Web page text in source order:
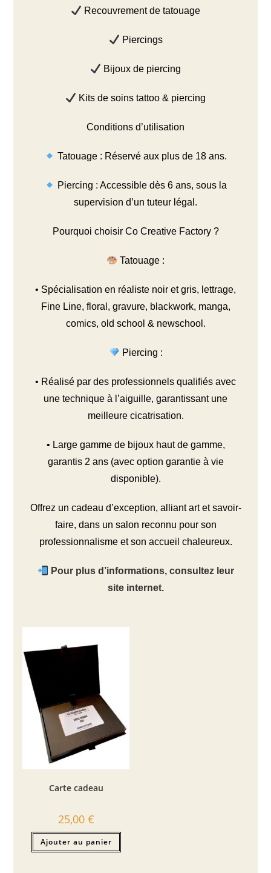
Recouvrement de tatouage
Piercings
Bijoux de piercing
Kits de soins tattoo & piercing
Conditions d’utilisation
Tatouage : Réservé aux plus de 18 ans.
Piercing : Accessible dès 6 ans, sous la
supervision d’un tuteur légal.
Pourquoi choisir Co Creative Factory ?
Tatouage :
• Spécialisation en réaliste noir et gris, lettrage,
Fine Line, floral, gravure, blackwork, manga,
comics, old school & newschool.
Piercing :
• Réalisé par des professionnels qualifiés avec
une technique à l’aiguille, garantissant une
meilleure cicatrisation.
• Large gamme de bijoux haut de gamme,
garantis 2 ans (avec option garantie à vie
disponible).
Offrez un cadeau d’exception, alliant art et savoir-
faire, dans un salon reconnu pour son
professionnalisme et son accueil chaleureux.
Pour plus d’informations, consultez leur
site internet.
Carte cadeau
25,00 €
Ajouter au panier